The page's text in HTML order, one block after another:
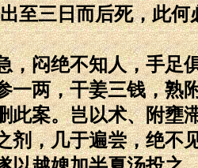
至三日而后死，此
闷绝不知人，手足
一两，干姜三钱，熟
此案。岂以术、附
剂，几于遍尝，绝不